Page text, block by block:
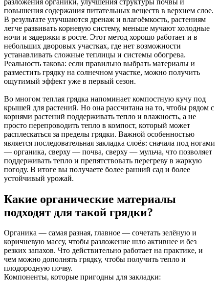
повышения содержания питательных веществ в верхнем слое.
В результате улучшаются дренаж и влагоёмкость, растениям
легче развивать корневую систему, меньше мучают холодные
ночи и задержки в росте. Этот метод хорошо работает и в
небольших дворовых участках, где нет возможности
устанавливать сложные теплицы и системы обогрева.
Реальность такова: если правильно выбрать материалы и
разместить грядку на солнечном участке, можно получить
ощутимый эффект уже в первый сезон.
Во многом теплая грядка напоминает компостную кучу под
крышей для растений. Но она рассчитана на то, чтобы рядом с
корнями растений поддерживать тепло и влажность, а не
просто перепроводить тепло в компост, который может
расплескаться за пределы грядки. Важной особенностью
является последовательная закладка слоёв: сначала под ногами
— органика, сверху — почва, сверху — мульча, что позволяет
поддерживать тепло и препятствовать перегреву в жаркую
погоду. В итоге вы получаете более ранний сад и более
устойчивый урожай.
Какие органические материалы
подходят для такой грядки?
Органика — самая разная, главное — сочетать зелёную и
коричневую массу, чтобы разложение шло активнее и без
резких запахов. Что действительно работает на практике, и
чем можно дополнять грядку, чтобы получить тепло и
плодородную почву.
Компоненты, которые пригодны для закладки: